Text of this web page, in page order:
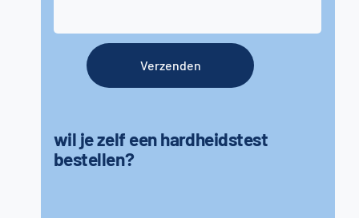
wil je zelf een hardheidstest
bestellen?
Verzenden